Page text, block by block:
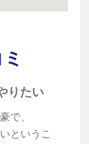
りたい
で、
というこ